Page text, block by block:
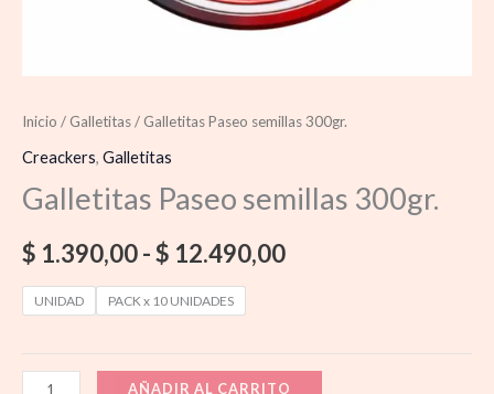
Inicio / Galletitas/ Galletitas Paseo semillas 300gr.
Creackers, Galletitas
Galletitas Paseo semillas 300gr.
$ 1.390,00-$ 12.490,00
UNIDAD PACK x 10 UNIDADES
AÑADIR AL CARRITO